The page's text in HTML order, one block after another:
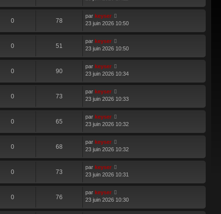
0 78
par keyser
23 juin 2026 10:50
0 51
par keyser
23 juin 2026 10:50
0 90
par keyser
23 juin 2026 10:34
0 73
par keyser
23 juin 2026 10:33
0 65
par keyser
23 juin 2026 10:32
0 68
par keyser
23 juin 2026 10:32
0 73
par keyser
23 juin 2026 10:31
0 76
par keyser
23 juin 2026 10:30